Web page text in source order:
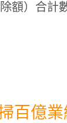
額）合計
百億